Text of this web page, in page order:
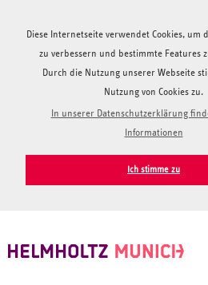
Diese Internetseite verwendet Cookies, um
zu verbessern und bestimmte Features
Durch die Nutzung unserer Webseite
Nutzung von Cookies zu.
In unserer Datenschutzerklärung
Informationen
Ich stimme zu